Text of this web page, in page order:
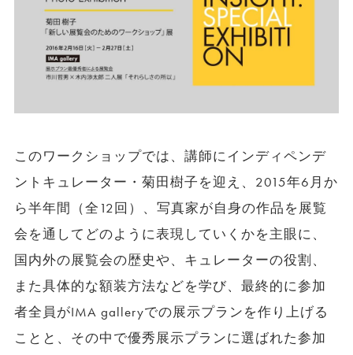
このワークショップでは、講師にインディペンデ
ントキュレーター・菊田樹子を迎え、2015年6月か
ら半年間（全12回）、写真家が自身の作品を展覧
会を通してどのように表現していくかを主眼に、
国内外の展覧会の歴史や、キュレーターの役割、
また具体的な額装方法などを学び、最終的に参加
者全員がIMA galleryでの展示プランを作り上げる
ことと、その中で優秀展示プランに選ばれた参加